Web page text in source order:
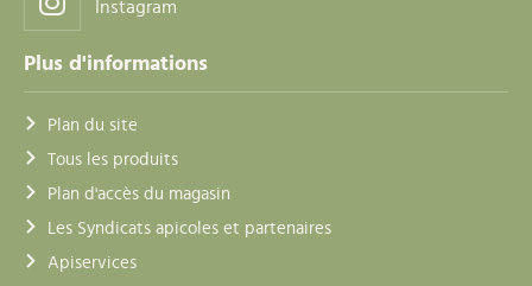
Instagram
Plus d'informations
Plan du site
Tous les produits
Plan d'accès du magasin
Les Syndicats apicoles et partenaires
Apiservices